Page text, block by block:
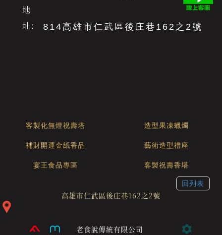
地
址：
814高雄市仁武區後庄巷162之2號
客製化無燈祝壽塔 造型果凍蠟燭
補財開運金紙香品 藝術造型禮座
宴王食品專區 客製祝壽香塔
高雄市仁武區後庄巷162之2號
老食說傳統有限公司
回列表